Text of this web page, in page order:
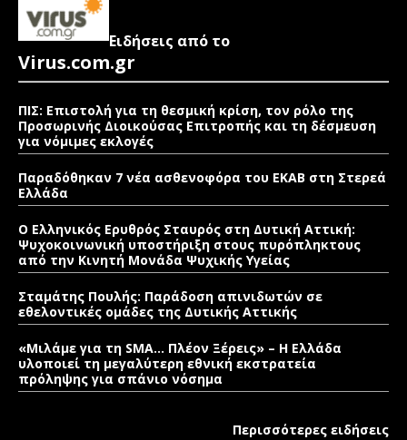
Ειδήσεις από το
Virus.com.gr
ΠΙΣ: Επιστολή για τη θεσμική κρίση, τον ρόλο της
Προσωρινής Διοικούσας Επιτροπής και τη δέσμευση
για νόμιμες εκλογές
Παραδόθηκαν 7 νέα ασθενοφόρα του ΕΚΑΒ στη Στερεά
Ελλάδα
Ο Ελληνικός Ερυθρός Σταυρός στη Δυτική Αττική:
Ψυχοκοινωνική υποστήριξη στους πυρόπληκτους
από την Κινητή Μονάδα Ψυχικής Υγείας
Σταμάτης Πουλής: Παράδοση απινιδωτών σε
εθελοντικές ομάδες της Δυτικής Αττικής
«Μιλάμε για τη SMA… Πλέον Ξέρεις» – Η Ελλάδα
υλοποιεί τη μεγαλύτερη εθνική εκστρατεία
πρόληψης για σπάνιο νόσημα
Περισσότερες ειδήσεις